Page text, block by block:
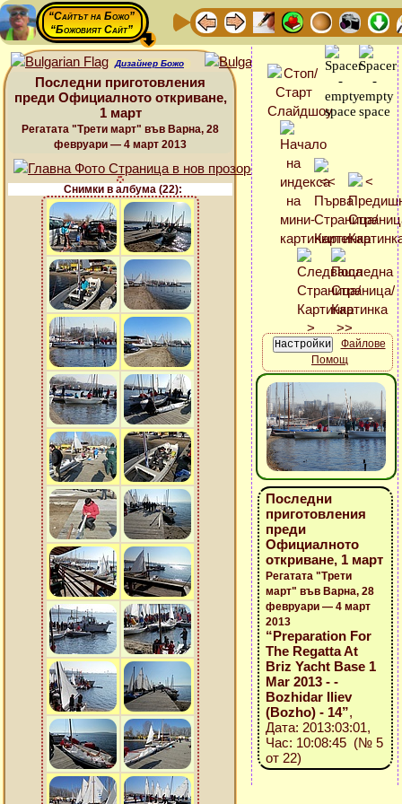
“Сайтът на Божо”
“Божовият Сайт”
Дизайнер Божо
Последни приготовления
преди Официалното откриване,
1 март
Регатата "Трети март" във Варна, 28
февруари — 4 март 2013
Снимки в албума (22):
Файлове
Помощ
Последни
приготовления
преди
Официалното
откриване, 1 март
Регатата "Трети
март" във Варна, 28
февруари — 4 март
2013
“Preparation For
The Regatta At
Briz Yacht Base 1
Mar 2013 - -
Bozhidar Iliev
(Bozho) - 14”,
Дата: 2013:03:01,
Час: 10:08:45 (№ 5
от 22)